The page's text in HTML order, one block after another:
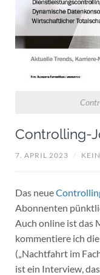
Controlling-
7. APRIL 2023 /
Das neue
Abonnenten
Auch online ist das
kommentiere ich
(„Nachtfahrt im
ist ein Interview,